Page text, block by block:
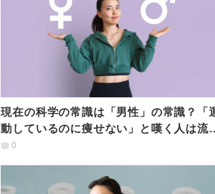
現在の科学の常識は「男性」の常識？「
動しているのに痩せない」と嘆く人は流
よりもデータを見よう
0